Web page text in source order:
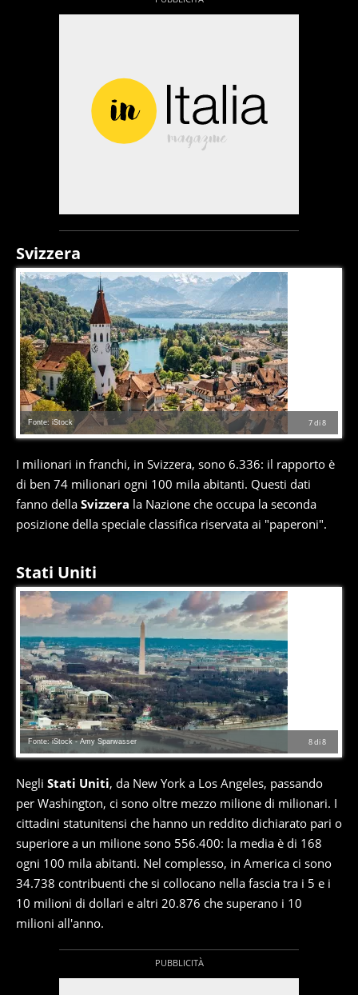
Svizzera
7di8
Fonte: iStock
I milionari in franchi, in Svizzera, sono 6.336: il rapporto è
di ben 74 milionari ogni 100 mila abitanti. Questi dati
fanno della Svizzera la Nazione che occupa la seconda
posizione della speciale classifica riservata ai "paperoni".
Stati Uniti
8di8
Fonte: iStock - Amy Sparwasser
Negli Stati Uniti, da New York a Los Angeles, passando
per Washington, ci sono oltre mezzo milione di milionari. I
cittadini statunitensi che hanno un reddito dichiarato pari o
superiore a un milione sono 556.400: la media è di 168
ogni 100 mila abitanti. Nel complesso, in America ci sono
34.738 contribuenti che si collocano nella fascia tra i 5 e i
10 milioni di dollari e altri 20.876 che superano i 10
milioni all'anno.